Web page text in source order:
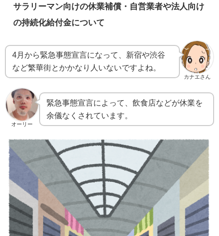
サラリーマン向けの休業補償・自営業者や法人向け
の持続化給付金について
カナエさん
4月から緊急事態宣言になって、新宿や渋谷
など繁華街とかかなり人いないですよね。
オーリー
緊急事態宣言によって、飲食店などが休業を
余儀なくされています。